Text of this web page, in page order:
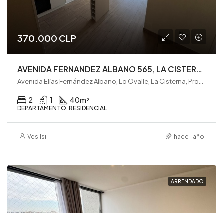
370.000 CLP
AVENIDA FERNANDEZ ALBANO 565, LA CISTERNA (VE0223)
2 1 40m²
DEPARTAMENTO, RESIDENCIAL
Vesilsi hace 1 año
ARRENDADO